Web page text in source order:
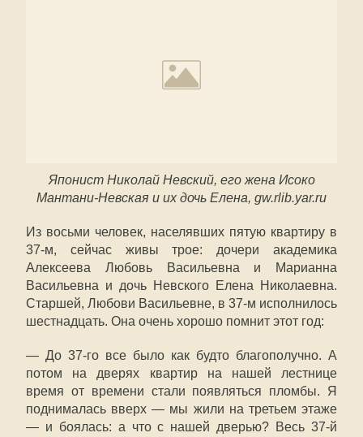
Японист Николай Невский, его жена Исоко
Мантани-Невская и их дочь Елена, gw.rlib.yar.ru
Из восьми человек, населявших пятую квартиру в
37-м, сейчас живы трое: дочери академика
Алексеева Любовь Васильевна и Марианна
Васильевна и дочь Невского Елена Николаевна.
Старшей, Любови Васильевне, в 37-м исполнилось
шестнадцать. Она очень хорошо помнит этот год:
— До 37-го все было как будто благополучно. А
потом на дверях квартир на нашей лестнице
время от времени стали появляться пломбы. Я
поднималась вверх — мы жили на третьем этаже
— и боялась: а что с нашей дверью? Весь 37-й